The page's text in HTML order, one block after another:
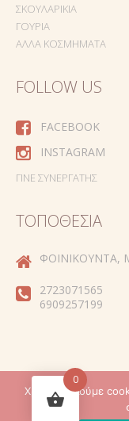
ΣΚΟΥΛΑΡΊΚΙΑ
ΓΟΎΡΙΑ
ΆΛΛΑ ΚΟΣΜΉΜΑΤΑ
FOLLOW US
FACEBOOK
INSTAGRAM
ΓΊΝΕ ΣΥΝΕΡΓΆΤΗΣ
ΤΟΠΟΘΕΣΊΑ
ΦΟΙΝΙΚΟΎΝΤΑ,
2723071565
6909257199
0
Χρησιμοποιούμε